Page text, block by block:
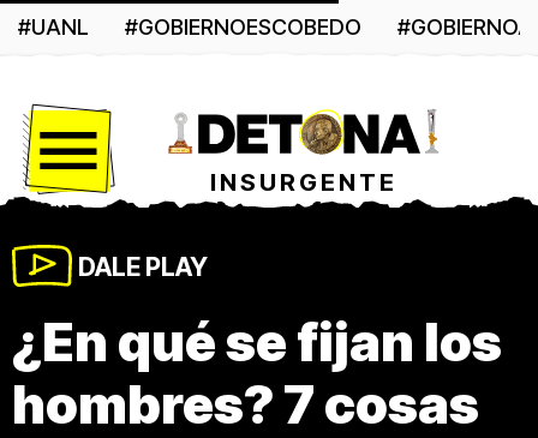
#UANL #GOBIERNOESCOBEDO
INSURGENTE
DALE PLAY
¿En qué se fijan los
hombres? 7 cosas